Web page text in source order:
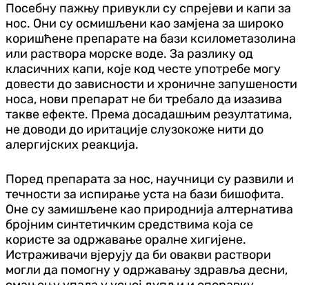
Посебну пажњу привукли су спрејеви и капи за
нос. Они су осмишљени као замјена за широко
коришћене препарате на бази ксилометазолина
или раствора морске воде. За разлику од
класичних капи, које код честе употребе могу
довести до зависности и хроничне запушености
носа, нови препарат не би требало да изазива
такве ефекте. Према досадашњим резултатима,
не доводи до иритације слузокоже нити до
алергијских реакција.
Поред препарата за нос, научници су развили и
течности за испирање уста на бази бишофита.
Оне су замишљене као природнија алтернатива
бројним синтетичким средствима која се
користе за одржавање оралне хигијене.
Истраживачи вјерују да би овакви раствори
могли да помогну у одржавању здравља десни,